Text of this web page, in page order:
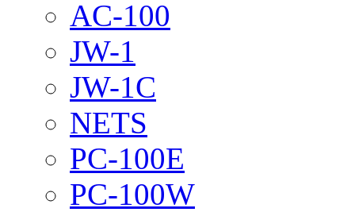
AC-100
JW-1
JW-1C
NETS
PC-100E
PC-100W